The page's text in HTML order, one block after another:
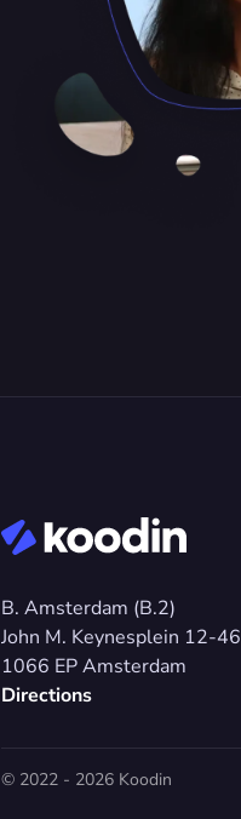
B. Amsterdam (B.2)
John M. Keynesplein 12-46
1066 EP Amsterdam
Directions
© 2022 - 2026 Koodin